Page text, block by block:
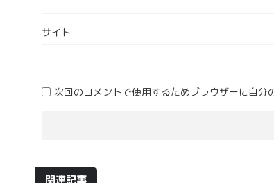
サイト
次回のコメントで使用するためブラウザーに自分
関連記事